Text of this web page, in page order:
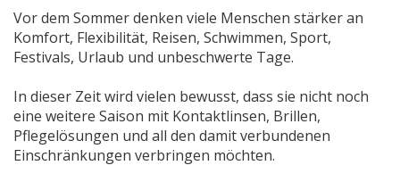
Vor dem Sommer denken viele Menschen stärker an
Komfort, Flexibilität, Reisen, Schwimmen, Sport,
Festivals, Urlaub und unbeschwerte Tage.
In dieser Zeit wird vielen bewusst, dass sie nicht noch
eine weitere Saison mit Kontaktlinsen, Brillen,
Pflegelösungen und all den damit verbundenen
Einschränkungen verbringen möchten.